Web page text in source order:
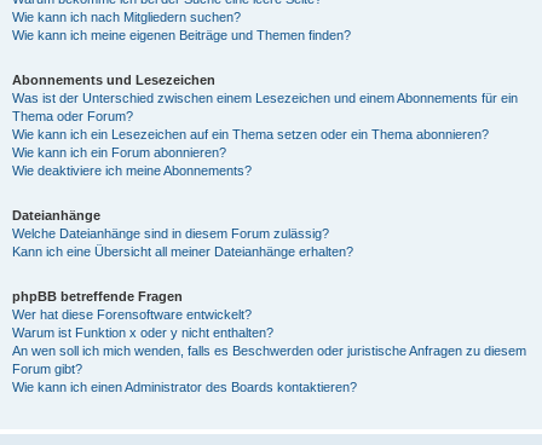
Wie kann ich nach Mitgliedern suchen?
Wie kann ich meine eigenen Beiträge und Themen finden?
Abonnements und Lesezeichen
Was ist der Unterschied zwischen einem Lesezeichen und einem Abonnements für ein
Thema oder Forum?
Wie kann ich ein Lesezeichen auf ein Thema setzen oder ein Thema abonnieren?
Wie kann ich ein Forum abonnieren?
Wie deaktiviere ich meine Abonnements?
Dateianhänge
Welche Dateianhänge sind in diesem Forum zulässig?
Kann ich eine Übersicht all meiner Dateianhänge erhalten?
phpBB betreffende Fragen
Wer hat diese Forensoftware entwickelt?
Warum ist Funktion x oder y nicht enthalten?
An wen soll ich mich wenden, falls es Beschwerden oder juristische Anfragen zu diesem
Forum gibt?
Wie kann ich einen Administrator des Boards kontaktieren?